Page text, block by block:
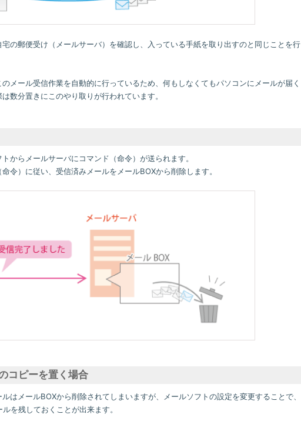
の郵便受け（メールサーバ）を確認し、入っている手紙を取り出すのと同じことを行
メール受信作業を自動的に行っているため、何もしなくてもパソコンにメールが届く
数分置きにこのやり取りが行われています。
からメールサーバにコマンド（命令）が送られます。
令）に従い、受信済みメールをメールBOXから削除します。
コピーを置く場合
はメールBOXから削除されてしまいますが、メールソフトの設定を変更することで、
を残しておくことが出来ます。